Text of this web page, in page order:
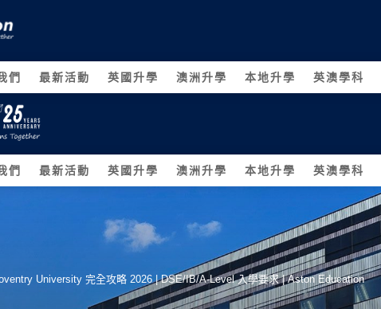
們 最新活動 英國升學 澳洲升學 本地升學 英澳學科
們 最新活動 英國升學 澳洲升學 本地升學 英澳學科
University 完全攻略 2026 | DSE/IB/A-Level 入學要求 | Aston Education